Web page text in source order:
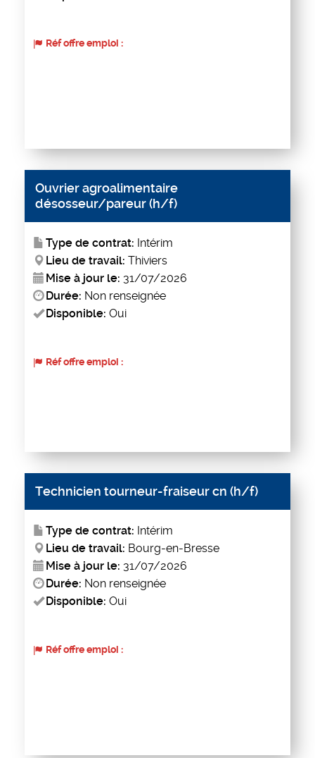
Réf offre emploi :
Ouvrier agroalimentaire
désosseur/pareur (h/f)
Type de contrat: Intérim
Lieu de travail: Thiviers
Mise à jour le: 31/07/2026
Durée: Non renseignée
Disponible: Oui
Réf offre emploi :
Technicien tourneur-fraiseur cn (h/f)
Type de contrat: Intérim
Lieu de travail: Bourg-en-Bresse
Mise à jour le: 31/07/2026
Durée: Non renseignée
Disponible: Oui
Réf offre emploi :